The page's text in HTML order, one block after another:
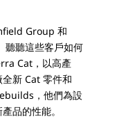
Group 和
聽聽這些客戶如何
Cat，以高產
新 Cat 零件和
，他們為設
品的性能。